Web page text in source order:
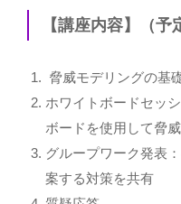
【講座内容】（予
脅威モデリングの基
ホワイトボードセッ
ボードを使用して脅
グループワーク発表
案する対策を共有